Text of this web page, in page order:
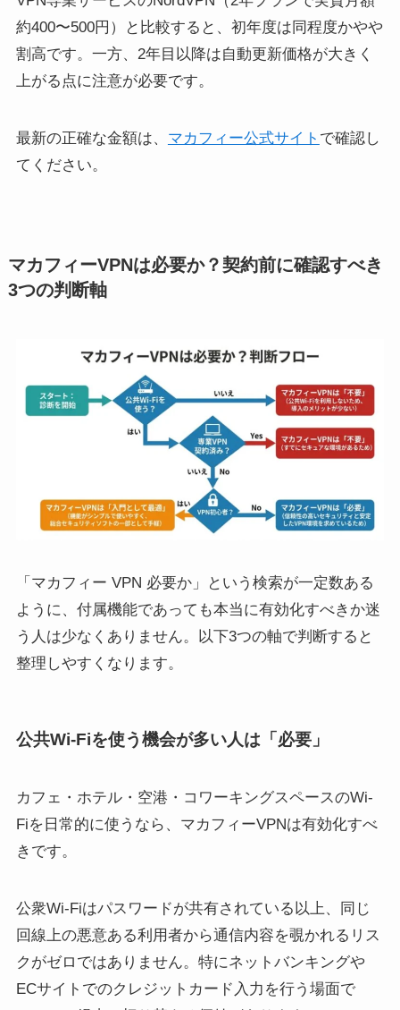
約400〜500円）と比較すると、初年度は同程度かやや
割高です。一方、2年目以降は自動更新価格が大きく
上がる点に注意が必要です。
最新の正確な金額は、 マカフィー公式サイト で確認し
てください。
マカフィーVPNは必要か？契約前に確認すべき
3つの判断軸
「マカフィー VPN 必要か」という検索が一定数ある
ように、付属機能であっても本当に有効化すべきか迷
う人は少なくありません。以下3つの軸で判断すると
整理しやすくなります。
公共Wi-Fiを使う機会が多い人は「必要」
カフェ・ホテル・空港・コワーキングスペースのWi-
Fiを日常的に使うなら、マカフィーVPNは有効化すべ
きです。
公衆Wi-Fiはパスワードが共有されている以上、同じ
回線上の悪意ある利用者から通信内容を覗かれるリス
クがゼロではありません。特にネットバンキングや
ECサイトでのクレジットカード入力を行う場面で